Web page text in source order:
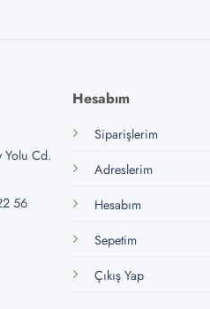
Yolu Cd.
56
Hesabım
Siparişlerim
Adreslerim
Hesabım
Sepetim
Çıkış Yap